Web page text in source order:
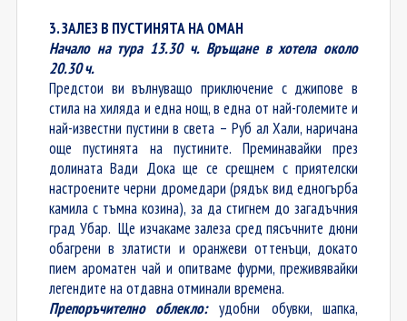
3. ЗАЛЕЗ В ПУСТИНЯТА НА ОМАН
Начало на тура 13.30 ч. Връщане в хотела около
20.30 ч.
Предстои ви вълнуващо приключение с джипове в
стила на хиляда и една нощ, в една от най-големите и
най-известни пустини в света – Руб ал Хали, наричана
още пустинята на пустините. Преминавайки през
долината Вади Дока ще се срещнем с приятелски
настроените черни дромедари (рядък вид едногърба
камила с тъмна козина), за да стигнем до загадъчния
град Убар. Ще изчакаме залеза сред пясъчните дюни
обагрени в златисти и оранжеви оттенъци, докато
пием ароматен чай и опитваме фурми, преживявайки
легендите на отдавна отминали времена.
Препоръчително облекло:удобни обувки, шапка,